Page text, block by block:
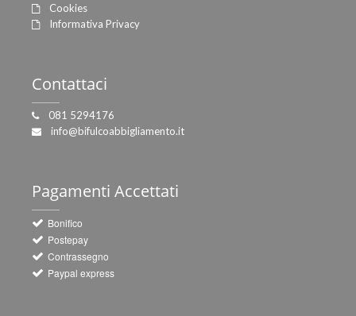
Cookies
Informativa Privacy
Contattaci
081 5294176
info@bifulcoabbigliamento.it
Pagamenti Accettati
Bonifico
Postepay
Contrassegno
Paypal express